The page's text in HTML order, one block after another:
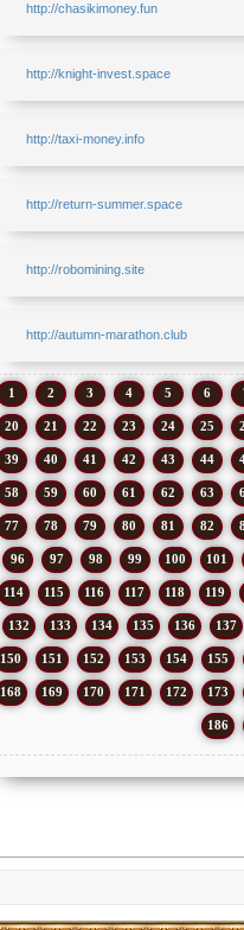
http://chasikimoney.fun
http://knight-invest.space
http://taxi-money.info
http://return-summer.space
http://robomining.site
http://autumn-marathon.club
1 2 3 4 5 6
20 21 22 23 24 25
39 40 41 42 43 44
58 59 60 61 62 63
77 78 79 80 81 82
96 97 98 99 100 101
114 115 116 117 118 119
132 133 134 135 136 137
150 151 152 153 154 155
168 169 170 171 172 173
186